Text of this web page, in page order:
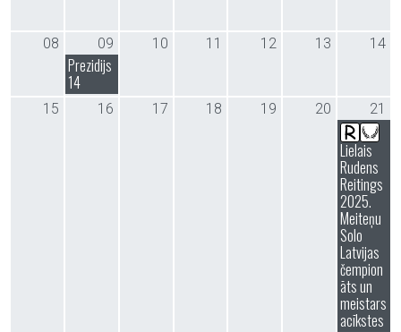
08 09 10 11 12 13 14
Prezidijs
14
15 16 17 18 19 20 21
Lielais
Rudens
Reitings
2025.
Meiteņu
Solo
Latvijas
čempion
āts un
meistars
acīkstes